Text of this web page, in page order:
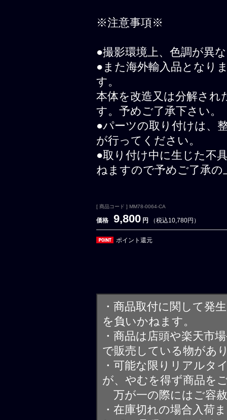
※注意事項※
●撮影環境上、色調が異
●また海外輸入品となり
す。
本体を改造又は分解され
す。予めご了承下さい。
●パーツの取り付けは、
が行ってください。
●取り付け中に生じた不
ねますので予めご了承
[ 商品コード ] MM78-0064-CA
価格 9,800 円 （税込10,780円）
ポイント還元
・商品取付に関して発
を負いかねます。
・商品は店頭や楽天市
で販売している物があ
・可能な限りリアルタ
が、やむを得ず商品を
万が一の際にはご容
・在庫切れの場合入荷